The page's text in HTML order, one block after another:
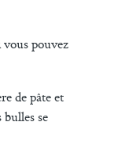
pouvez
de pâte et
se